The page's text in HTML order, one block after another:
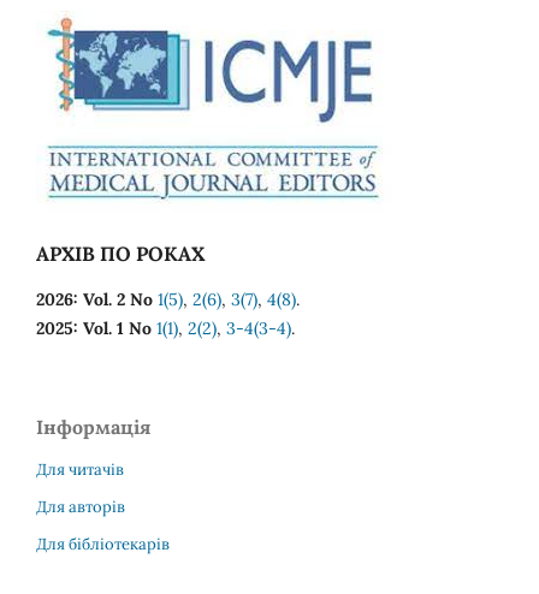
АРХІВ ПО РОКАХ
2026: Vol. 2 No 1(5), 2(6), 3(7), 4(8).
2025: Vol. 1 No 1(1), 2(2), 3-4(3-4).
Інформація
Для читачів
Для авторів
Для бібліотекарів